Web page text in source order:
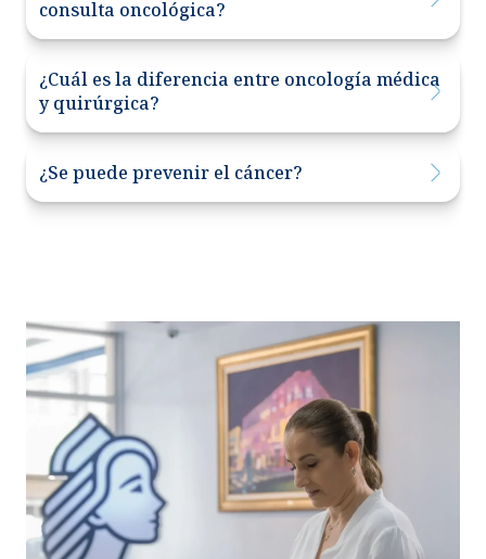
consulta oncológica?
¿Cuál es la diferencia entre oncología médica
y quirúrgica?
¿Se puede prevenir el cáncer?